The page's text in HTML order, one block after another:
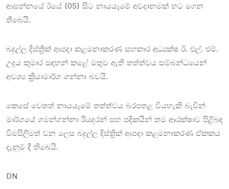
ආසන්නයේ ඊයේ (05) සිට නායයෑමේ අවදානමක් හට ගෙන
තිබෙයි.
බදුල්ල දිස්ත්‍රික් ආපදා කළමනාකරණ සහකාර අධ්‍යක්ෂ ඊ. එල්. එම්.
උදය කුමාර සඳහන් කළේ මතුව ඇති තත්ත්වය සම්බන්ධයෙන්
අවශ්‍ය ක්‍රියාමාර්ග ගන්නා බවයි.
කෙසේ වෙතත් නායයෑමේ තත්ත්වය බරපතළ වියහැකි බැවින්
මාර්ගයේ ගමන්ගන්නා රියදුරන් සහ පදිකයින් තම ආරක්ෂාව පිළිබඳ
විමසිලිමත් වන ලෙස බදුල්ල දිස්ත්‍රික් ආපදා කළමනාකරණ ඒකකය
දැනුම් දී තිබෙයි.
DN